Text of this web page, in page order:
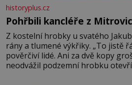
historyplus.cz
Pohřbili kancléře z
Z kostelní hrobky u svatého
rány a tlumené výkřiky. „To jistě
pověrčiví lidé. Ani za dvě kopy
neodvážil podzemní hrobku